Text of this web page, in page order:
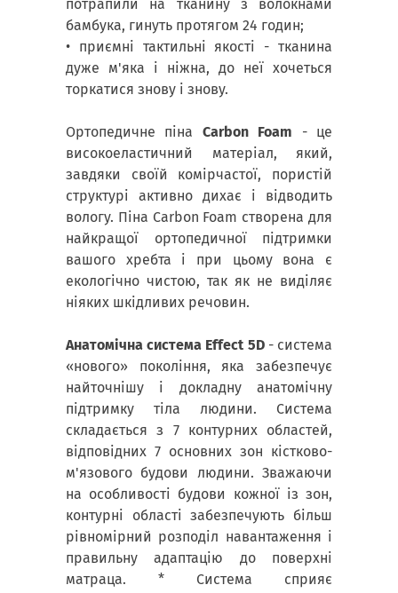
потрапили на тканину з волокнами
бамбука, гинуть протягом 24 годин;
• приємні тактильні якості - тканина
дуже м'яка і ніжна, до неї хочеться
торкатися знову і знову.
Ортопедичне піна Carbon Foam - це
високоеластичний матеріал, який,
завдяки своїй комірчастої, пористій
структурі активно дихає і відводить
вологу. Піна Carbon Foam створена для
найкращої ортопедичної підтримки
вашого хребта і при цьому вона є
екологічно чистою, так як не виділяє
ніяких шкідливих речовин.
Анатомічна система Effect 5D - система
«нового» покоління, яка забезпечує
найточнішу і докладну анатомічну
підтримку тіла людини. Система
складається з 7 контурних областей,
відповідних 7 основних зон кістково-
м'язового будови людини. Зважаючи
на особливості будови кожної із зон,
контурні області забезпечують більш
рівномірний розподіл навантаження і
правильну адаптацію до поверхні
матраца. * Система сприяє